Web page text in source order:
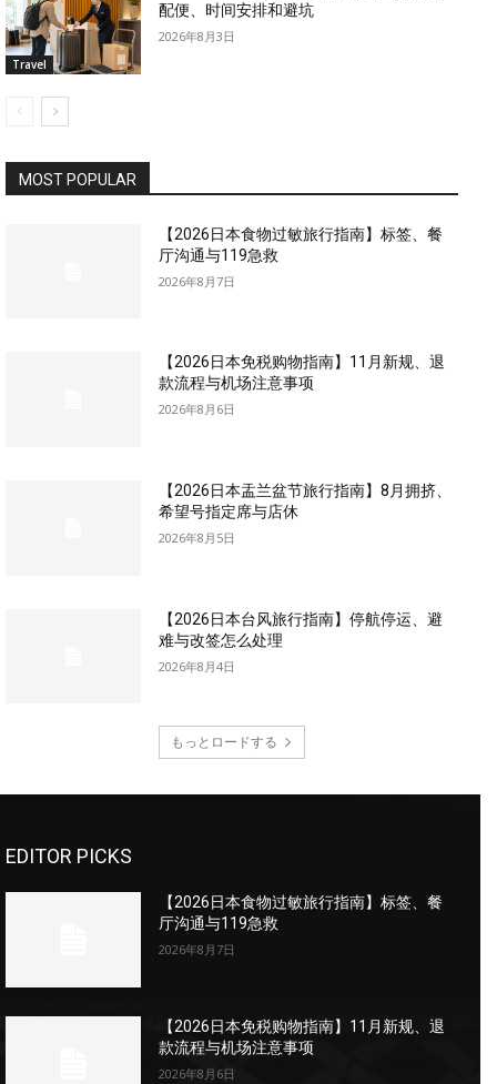
Travel
配便、时间安排和避坑
2026年8月3日
MOST POPULAR
【2026日本食物过敏旅行指南】标签、餐
厅沟通与119急救
2026年8月7日
【2026日本免税购物指南】11月新规、退
款流程与机场注意事项
2026年8月6日
【2026日本盂兰盆节旅行指南】8月拥挤、
希望号指定席与店休
2026年8月5日
【2026日本台风旅行指南】停航停运、避
难与改签怎么处理
2026年8月4日
もっとロードする
EDITOR PICKS
【2026日本食物过敏旅行指南】标签、餐
厅沟通与119急救
2026年8月7日
【2026日本免税购物指南】11月新规、退
款流程与机场注意事项
2026年8月6日